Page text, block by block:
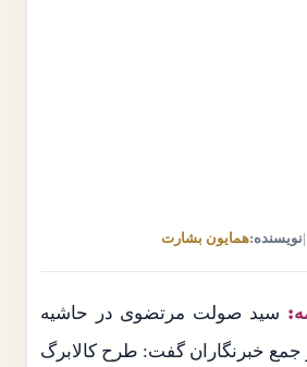
نویسنده:همایون بشارت
سید صولت مرتضوی در حاشیه
خبرنگاران گفت: طرح کالابرگ